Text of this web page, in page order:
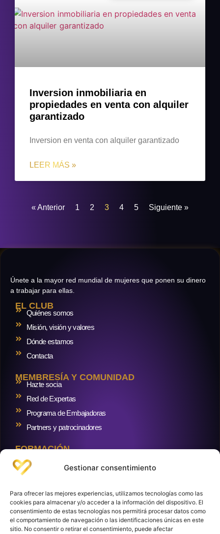
Gestionar consentimiento
Para ofrecer las mejores experiencias, utilizamos tecnologías como las
cookies para almacenar y/o acceder a la información del dispositivo. El
consentimiento de estas tecnologías nos permitirá procesar datos como
el comportamiento de navegación o las identificaciones únicas en este
sitio. No consentir o retirar el consentimiento, puede afectar
Inversion inmobiliaria en
propiedades en venta con alquiler
garantizado
Inversion en venta con alquiler garantizado
LEER MÁS »
« Anterior 1 2 3 4 5 Siguiente »
Únete a la mayor red mundial de mujeres que ponen su dinero
a trabajar para ellas.
EL CLUB
Quiénes somos
Misión, visión y valores
Dónde estamos
Contacta
MEMBRESÍA Y COMUNIDAD
Hazte socia
Red de Expertas
Programa de Embajadoras
Partners y patrocinadores
FORMACIÓN
RECURSOS Y BLOG
Crowdlending inmobiliario
Cuentas y brokers